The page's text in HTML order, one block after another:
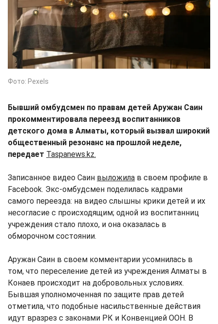
Фото: Pexels
Бывший омбудсмен по правам детей Аружан Саин
прокомментировала переезд воспитанников
детского дома в Алматы, который вызвал широкий
общественный резонанс на прошлой неделе,
передает Taspanews.kz.
Записанное видео Саин выложила в своем профиле в
Facebook. Экс-омбудсмен поделилась кадрами
самого переезда: на видео слышны крики детей и их
несогласие с происходящим; одной из воспитанниц
учреждения стало плохо, и она оказалась в
обморочном состоянии.
Аружан Саин в своем комментарии усомнилась в
том, что переселение детей из учреждения Алматы в
Конаев происходит на добровольных условиях.
Бывшая уполномоченная по защите прав детей
отметила, что подобные насильственные действия
идут вразрез с законами РК и Конвенцией ООН. В